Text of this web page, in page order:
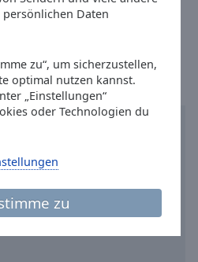
Daten
zu“, um sicherzustellen,
optimal nutzen kannst.
„Einstellungen“
oder Technologien du
zu